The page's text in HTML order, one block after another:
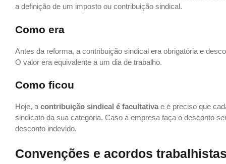
a definição de um imposto ou contribuição sindical.
Como era
Antes da reforma, a contribuição sindical era obrigatória e
O valor era equivalente a um dia de trabalho.
Como ficou
Hoje, a contribuição sindical é facultativa e é preciso que
sindicato da sua categoria. Caso a empresa faça o desconto
desconto indevido.
Convenções e acordos